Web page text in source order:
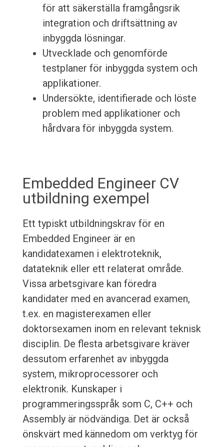
för att säkerställa framgångsrik
integration och driftsättning av
inbyggda lösningar.
Utvecklade och genomförde
testplaner för inbyggda system och
applikationer.
Undersökte, identifierade och löste
problem med applikationer och
hårdvara för inbyggda system.
Embedded Engineer CV
utbildning exempel
Ett typiskt utbildningskrav för en
Embedded Engineer är en
kandidatexamen i elektroteknik,
datateknik eller ett relaterat område.
Vissa arbetsgivare kan föredra
kandidater med en avancerad examen,
t.ex. en magisterexamen eller
doktorsexamen inom en relevant teknisk
disciplin. De flesta arbetsgivare kräver
dessutom erfarenhet av inbyggda
system, mikroprocessorer och
elektronik. Kunskaper i
programmeringsspråk som C, C++ och
Assembly är nödvändiga. Det är också
önskvärt med kännedom om verktyg för